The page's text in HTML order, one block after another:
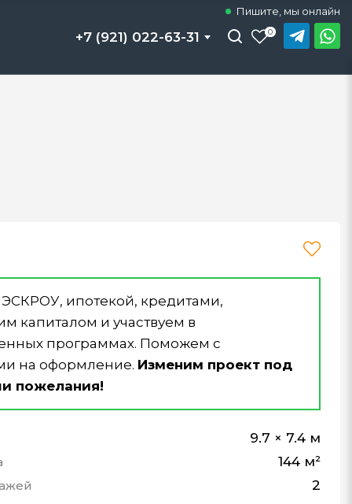
Пишите, мы онлайн
+7 (921) 022-63-31 0
ЭСКРОУ, ипотекой, кредитами,
капиталом и участвуем в
программах. Поможем с
на оформление. Изменим проект под
пожелания!
9.7 × 7.4 м
144 м²
2
каркас Теплый контур Под ключ
Силовой каркас Теплый контур Под ключ
Силовой каркас Теплый контур Под ключ